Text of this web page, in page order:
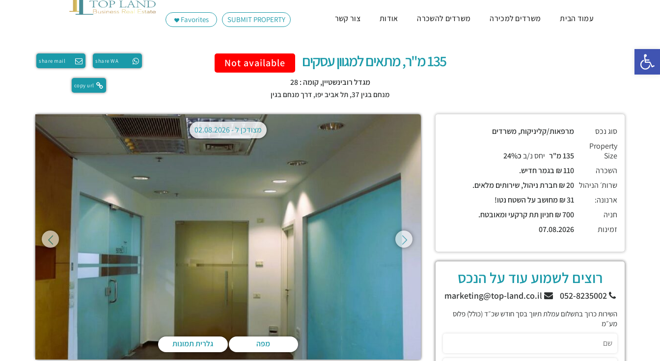
פתח סרגל נגישות
SUBMIT PROPERTY
Favorites עמוד הבית משרדים למכירה משרדים להשכרה אודות צור קשר
share WA
share mail
copy url
135 מ"ר, מתאים למגוון עסקים Not available
מגדל רובינשטיין, קומה : 28
מנחם בגין 37, תל אביב יפו, דרך מנחם בגין
מפה גלרית תמונות
מצודכן ל -02.08.2026 סוג נכס
מרפאות/קליניקות, משרדים
Property
Size
יחס נ/בכ24%
השכרה
שרות׳ הניהול
ארנונה:
חניה
זמינות
רוצים לשמוע עוד על הנכס
השירות כרוך בתשלום עמלת תיווך בסך חודש שכ״ד (כולל) פלוס
מע״מ